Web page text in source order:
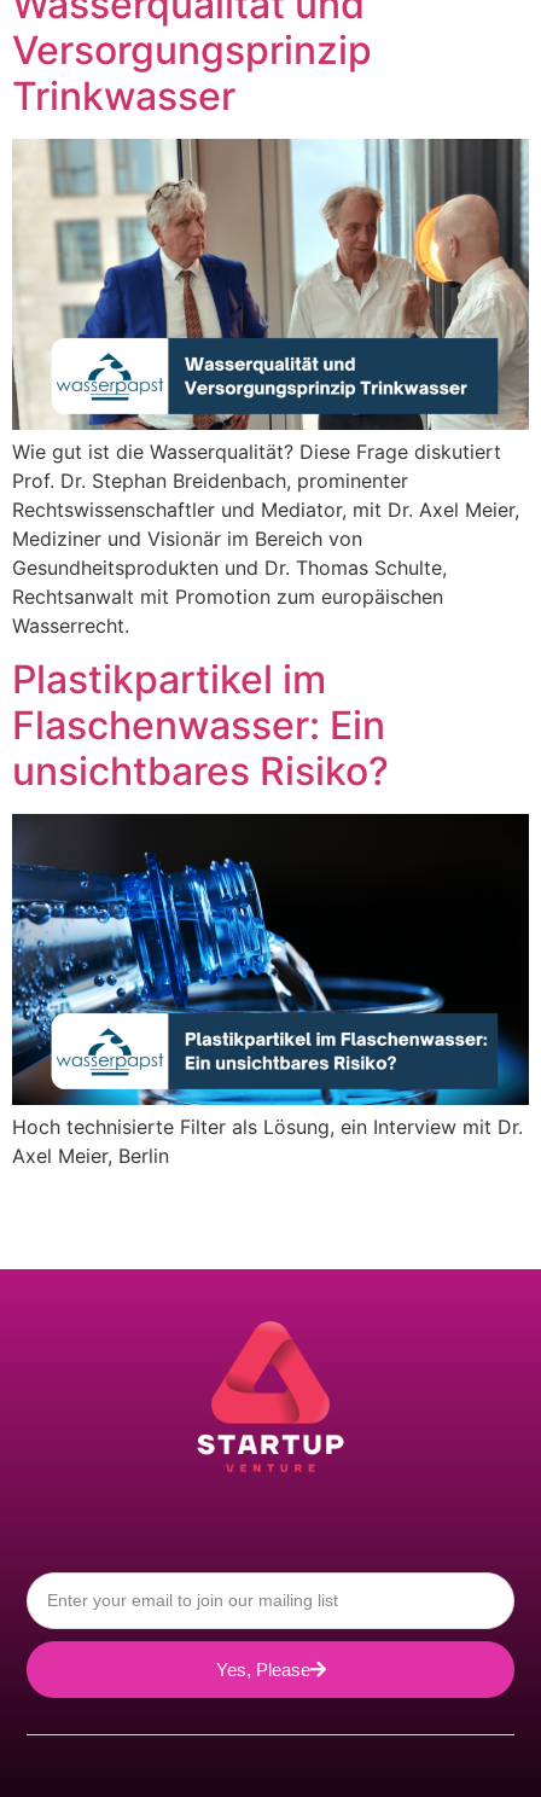
Versorgungsprinzip
Trinkwasser
Wie gut ist die Wasserqualität? Diese Frage diskutiert
Prof. Dr. Stephan Breidenbach, prominenter
Rechtswissenschaftler und Mediator, mit Dr. Axel Meier,
Mediziner und Visionär im Bereich von
Gesundheitsprodukten und Dr. Thomas Schulte,
Rechtsanwalt mit Promotion zum europäischen
Wasserrecht.
Plastikpartikel im
Flaschenwasser: Ein
unsichtbares Risiko?
Hoch technisierte Filter als Lösung, ein Interview mit Dr.
Axel Meier, Berlin
Yes, Please